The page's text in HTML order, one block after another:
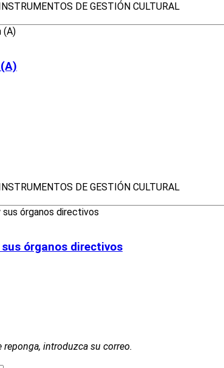
DE GESTIÓN CULTURAL
DE GESTIÓN CULTURAL
órganos directivos
introduzca su correo.